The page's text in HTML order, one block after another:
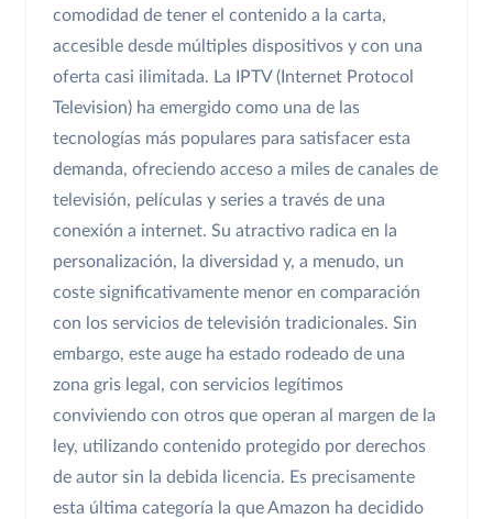
comodidad de tener el contenido a la carta,
accesible desde múltiples dispositivos y con una
oferta casi ilimitada. La IPTV (Internet Protocol
Television) ha emergido como una de las
tecnologías más populares para satisfacer esta
demanda, ofreciendo acceso a miles de canales de
televisión, películas y series a través de una
conexión a internet. Su atractivo radica en la
personalización, la diversidad y, a menudo, un
coste significativamente menor en comparación
con los servicios de televisión tradicionales. Sin
embargo, este auge ha estado rodeado de una
zona gris legal, con servicios legítimos
conviviendo con otros que operan al margen de la
ley, utilizando contenido protegido por derechos
de autor sin la debida licencia. Es precisamente
esta última categoría la que Amazon ha decidido